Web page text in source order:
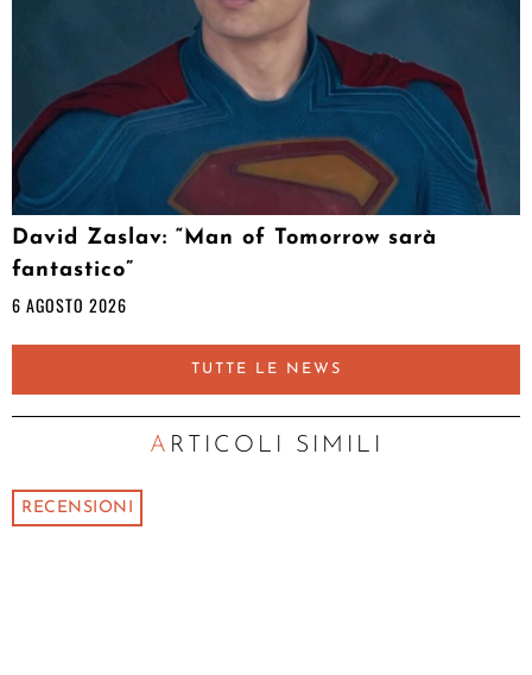
David Zaslav: “Man of Tomorrow sarà
fantastico”
6 AGOSTO 2026
TUTTE LE NEWS
ARTICOLI SIMILI
RECENSIONI